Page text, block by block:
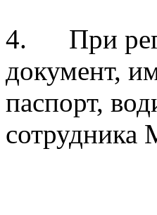
4. При
документ,
паспорт,